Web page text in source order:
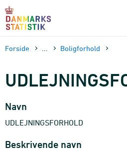
sidens
Forside Boligforhold
Navn
UDLEJNINGSFORHOLD
Beskrivende navn